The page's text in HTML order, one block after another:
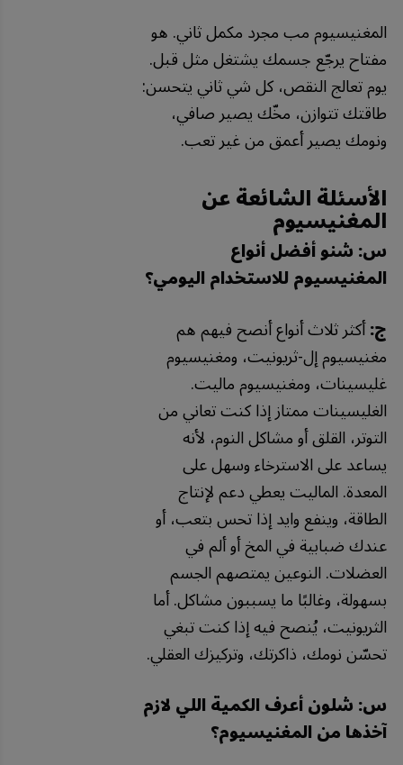
المغنيسيوم مب مجرد مكمل ثاني. هو
مفتاح يرجّع جسمك يشتغل مثل قبل.
يوم تعالج النقص، كل شي ثاني يتحسن:
طاقتك تتوازن، مخّك يصير صافي،
ونومك يصير أعمق من غير تعب.
الأسئلة الشائعة عن
المغنيسيوم
س: شنو أفضل أنواع
المغنيسيوم للاستخدام اليومي؟
ج:أكثر ثلاث أنواع أنصح فيهم هم
مغنيسيوم إل-ثريونيت، ومغنيسيوم
غليسينات، ومغنيسيوم ماليت.
الغليسينات ممتاز إذا كنت تعاني من
التوتر، القلق أو مشاكل النوم، لأنه
يساعد على الاسترخاء وسهل على
المعدة. الماليت يعطي دعم لإنتاج
الطاقة، وينفع وايد إذا تحس بتعب، أو
عندك ضبابية في المخ أو ألم في
العضلات. النوعين يمتصهم الجسم
بسهولة، وغالبًا ما يسببون مشاكل. أما
الثريونيت، يُنصح فيه إذا كنت تبغي
تحسّن نومك، ذاكرتك، وتركيزك العقلي.
س: شلون أعرف الكمية اللي لازم
آخذها من المغنيسيوم؟